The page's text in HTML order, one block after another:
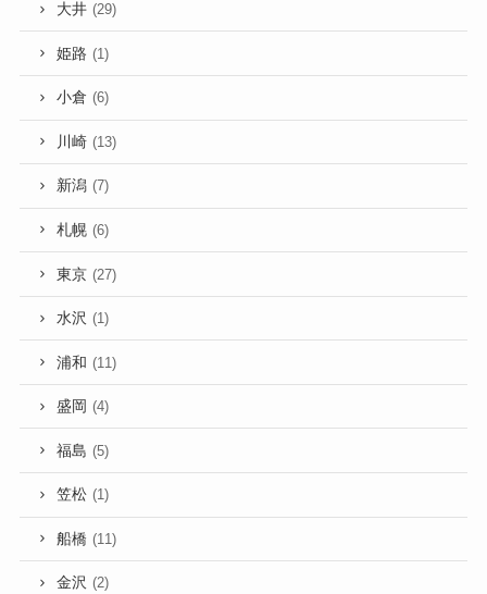
大井 (29)
姫路 (1)
小倉 (6)
川崎 (13)
新潟 (7)
札幌 (6)
東京 (27)
水沢 (1)
浦和 (11)
盛岡 (4)
福島 (5)
笠松 (1)
船橋 (11)
金沢 (2)